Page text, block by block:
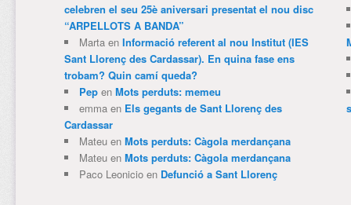
celebren el seu 25è aniversari presentat el nou disc
“ARPELLOTS A BANDA”
Martaen Informació referent al nou Institut (IES
Sant Llorenç des Cardassar). En quina fase ens
trobam? Quin camí queda?
Pepen Mots perduts: memeu
emmaen Els gegants de Sant Llorenç des
Cardassar
Mateuen Mots perduts: Càgola merdançana
Mateuen Mots perduts: Càgola merdançana
Paco Leonicioen Defunció a Sant Llorenç